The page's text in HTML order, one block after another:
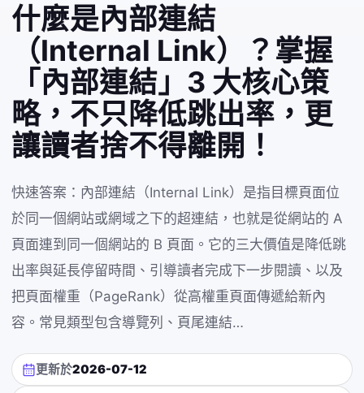
什麼是內部連結
（Internal Link）？掌握
「內部連結」3 大核心策
略，不只降低跳出率，更
讓讀者捨不得離開！
快速答案：內部連結（Internal Link）是指目標頁面位
於同一個網站或網域之下的超連結，也就是從網站的 A
頁面連到同一個網站的 B 頁面。它的三大價值是降低跳
出率與延長停留時間、引導讀者完成下一步閱讀、以及
把頁面權重（PageRank）從高權重頁面傳遞給新內
容。常見類型包含導覽列、頁尾連結…
更新於2026-07-12